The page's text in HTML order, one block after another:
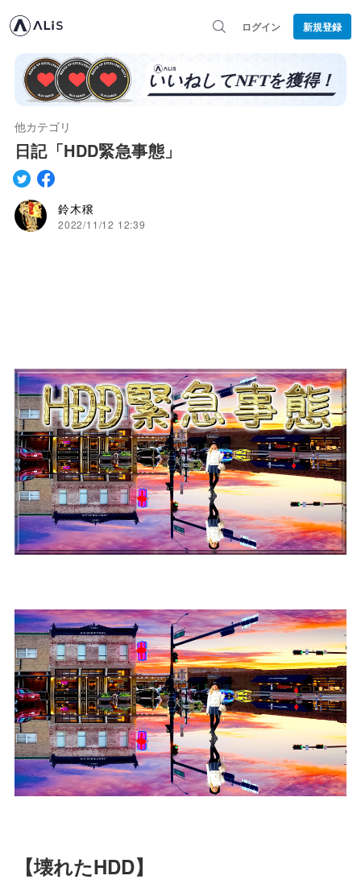
ログイン 新規登録
他カテゴリ
日記「HDD緊急事態」
鈴木穣
2022/11/12 12:39
【壊れたHDD】